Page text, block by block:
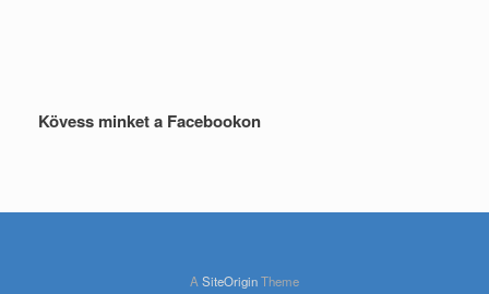
Kövess minket a Facebookon
A SiteOriginTheme